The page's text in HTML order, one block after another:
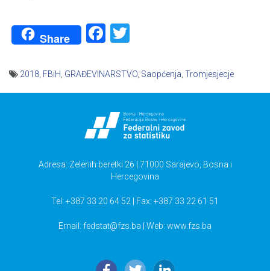
Share Facebook
2018 FBiH GRAĐEVINARSTVO Saopćenja Tromjesjecje
Adresa: Zelenih beretki 26 | 71000 Sarajevo, Bosna i
Hercegovina
Tel: +387 33 20 64 52 | Fax: +387 33 22 61 51
Email: fedstat@fzs.ba | Web: www.fzs.ba